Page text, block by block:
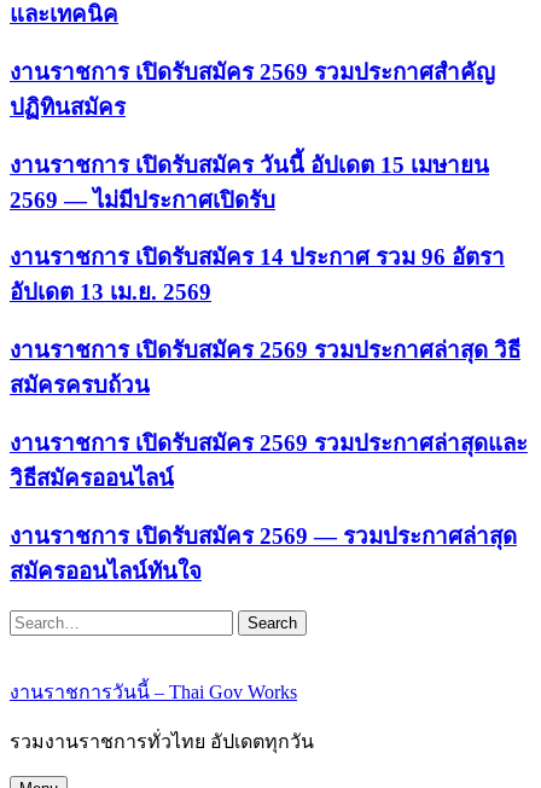
และเทคนิค
งานราชการ เปิดรับสมัคร 2569 รวมประกาศสำคัญ
ปฏิทินสมัคร
งานราชการ เปิดรับสมัคร วันนี้ อัปเดต 15 เมษายน
2569 — ไม่มีประกาศเปิดรับ
งานราชการ เปิดรับสมัคร 14 ประกาศ รวม 96 อัตรา
อัปเดต 13 เม.ย. 2569
งานราชการ เปิดรับสมัคร 2569 รวมประกาศล่าสุด วิธี
สมัครครบถ้วน
งานราชการ เปิดรับสมัคร 2569 รวมประกาศล่าสุดและ
วิธีสมัครออนไลน์
งานราชการ เปิดรับสมัคร 2569 — รวมประกาศล่าสุด
สมัครออนไลน์ทันใจ
Search
งานราชการวันนี้ – Thai Gov Works
รวมงานราชการทั่วไทย อัปเดตทุกวัน